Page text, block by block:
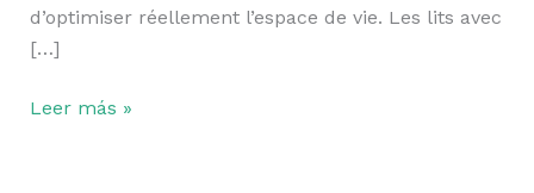
d’optimiser réellement l’espace de vie. Les lits avec
[…]
Leer más »